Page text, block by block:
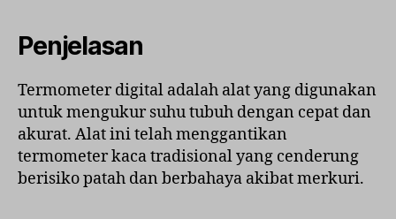
Penjelasan
Termometer digital adalah alat yang digunakan
untuk mengukur suhu tubuh dengan cepat dan
akurat. Alat ini telah menggantikan
termometer kaca tradisional yang cenderung
berisiko patah dan berbahaya akibat merkuri.